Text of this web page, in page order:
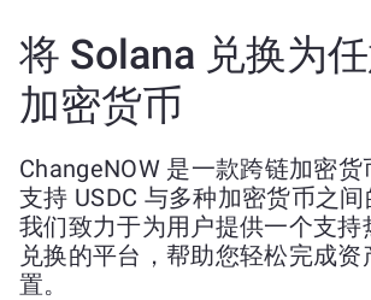
将 Solana 兑换为
加密货币
ChangeNOW 是一款跨链加密货
支持 USDC 与多种加密货币之间
我们致力于为用户提供一个支持
兑换的平台，帮助您轻松完成资
置。